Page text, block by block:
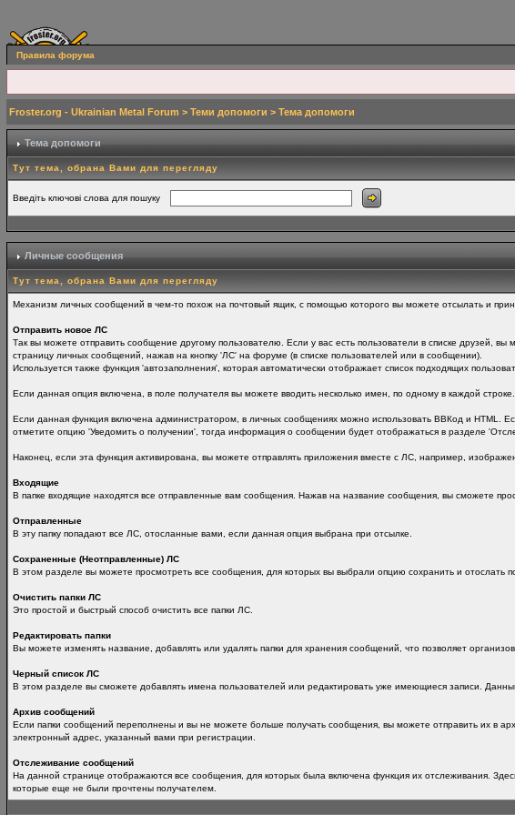
Правила форума
Froster.org - Ukrainian Metal Forum > Теми допомоги > Тема допомоги
Тема допомоги
Тут тема, обрана Вами для перегляду
Введіть ключові слова для пошуку
Личные сообщения
Тут тема, обрана Вами для перегляду
Механизм личных сообщений в чем-то похож на почтовый ящик, с помощью которого вы можете отсылать и
Отправить новое ЛС
Так вы можете отправить сообщение другому пользователю. Если у вас есть пользователи в списке друзей,
страницу личных сообщений, нажав на кнопку 'ЛС' на форуме (в списке пользователей или в сообщении).
Используется также функция 'автозаполнения', которая автоматически отображает список подходящих
Если данная опция включена, в поле получателя вы можете вводить несколько имен, по одному в каждой
Если данная функция включена администратором, в личных сообщениях можно использовать ВВКод и HTML.
отметите опцию 'Уведомить о получении', тогда информация о сообщении будет отображаться в разделе
Наконец, если эта функция активирована, вы можете отправлять приложения вместе с ЛС, например,
Входящие
В папке входящие находятся все отправленные вам сообщения. Нажав на название сообщения, вы сможете
Отправленные
В эту папку попадают все ЛС, отосланные вами, если данная опция выбрана при отсылке.
Сохраненные (Неотправленные) ЛС
В этом разделе вы можете просмотреть все сообщения, для которых вы выбрали опцию сохранить и отослать
Очистить папки ЛС
Это простой и быстрый способ очистить все папки ЛС.
Редактировать папки
Вы можете изменять название, добавлять или удалять папки для хранения сообщений, что позволяет
Черный список ЛС
В этом разделе вы сможете добавлять имена пользователей или редактировать уже имеющиеся записи.
Архив сообщений
Если папки сообщений переполнены и вы не можете больше получать сообщения, вы можете отправить их в
электронный адрес, указанный вами при регистрации.
Отслеживание сообщений
На данной странице отображаются все сообщения, для которых была включена функция их отслеживания.
которые еще не были прочтены получателем.